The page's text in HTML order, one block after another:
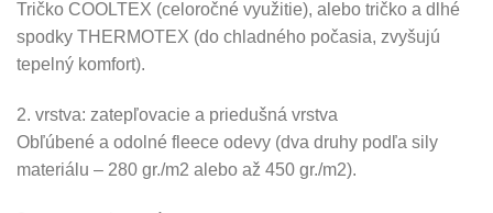
Tričko COOLTEX (celoročné využitie), alebo tričko a dlhé
spodky THERMOTEX (do chladného počasia, zvyšujú
tepelný komfort).
2. vrstva: zatepľovacie a priedušná vrstva
Obľúbené a odolné fleece odevy (dva druhy podľa sily
materiálu – 280 gr./m2 alebo až 450 gr./m2).